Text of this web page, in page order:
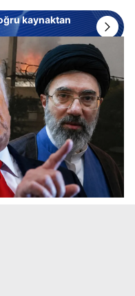
kaynaktan